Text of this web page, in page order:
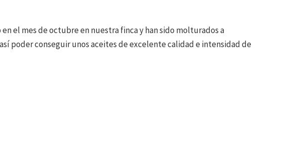
el mes de octubre en nuestra finca y han sido molturados a
poder conseguir unos aceites de excelente calidad e intensidad de